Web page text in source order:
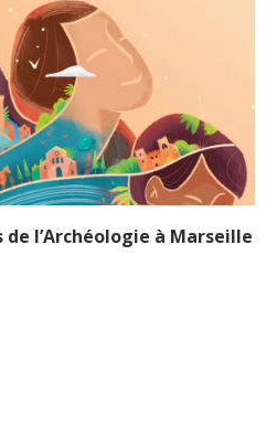
de l’Archéologie à Marseille